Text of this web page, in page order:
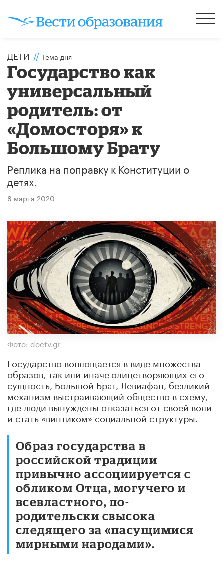
ДЕТИ // Тема дня
Государство как
универсальный
родитель: от
«Домосторя» к
Большому Брату
Реплика на поправку к Конституции о
детях.
8 марта 2020
Фото: doctv.gr
Государство воплощается в виде множества
образов, так или иначе олицетворяющих его
сущность, Большой Брат, Левиафан, безликий
механизм выстраивающий общество в схему,
где люди вынуждены отказаться от своей воли
и стать «винтиком» социальной структуры.
Образ государства в
российской традиции
привычно ассоциируется с
обликом Отца, могучего и
всевластного, по-
родительски свысока
следящего за «пасущимися
мирными народами».